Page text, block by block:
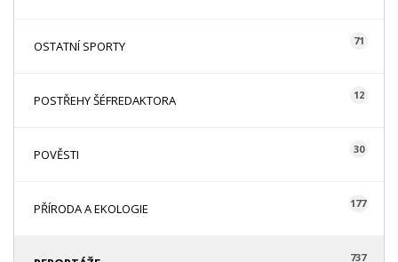
OSTATNÍ SPORTY 71
POSTŘEHY ŠÉFREDAKTORA 12
POVĚSTI 30
PŘÍRODA A EKOLOGIE 177
737